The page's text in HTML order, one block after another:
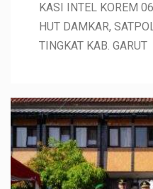
KASI INTEL KOREM
HUT DAMKAR,
TINGKAT KAB. GARUT